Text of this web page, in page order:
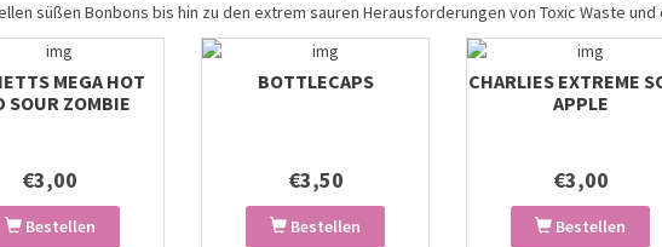
süßen Bonbons bis hin zu den extrem sauren Herausforderungen von Toxic Waste
MEGA HOT
SOUR ZOMBIE
€3,00
Bestellen
BOTTLECAPS
€3,50
Bestellen
CHARLIES EXTREME
APPLE
€3,00
Bestellen